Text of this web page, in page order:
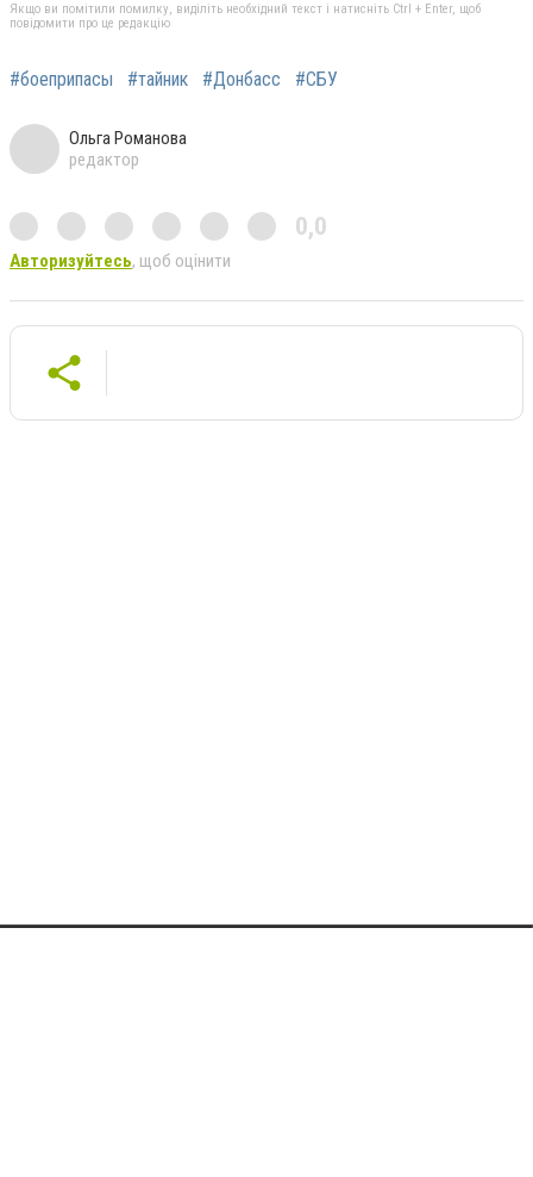
Якщо ви помітили помилку, виділіть необхідний текст і натисніть Ctrl + Enter, щоб
повідомити про це редакцію
#боеприпасы #тайник #Донбасс #СБУ
Ольга Романова
редактор
0,0
Авторизуйтесь, щоб оцінити